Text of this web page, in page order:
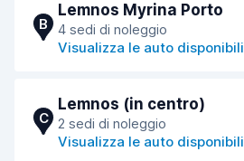
B
Lemnos Myrina Porto
4 sedi di noleggio
Visualizza le auto disponibili
C
Lemnos (in centro)
2 sedi di noleggio
Visualizza le auto disponibili